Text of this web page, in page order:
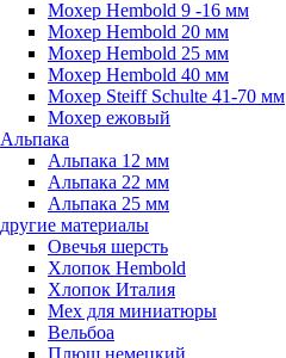
Мохер Hembold 9 -16 мм
Мохер Hembold 20 мм
Мохер Hembold 25 мм
Мохер Hembold 40 мм
Мохер Steiff Schulte 41-70 мм
Мохер ежовый
Альпака
Альпака 12 мм
Альпака 22 мм
Альпака 25 мм
другие материалы
Овечья шерсть
Хлопок Hembold
Хлопок Италия
Мех для миниатюры
Вельбоа
Плюш немецкий